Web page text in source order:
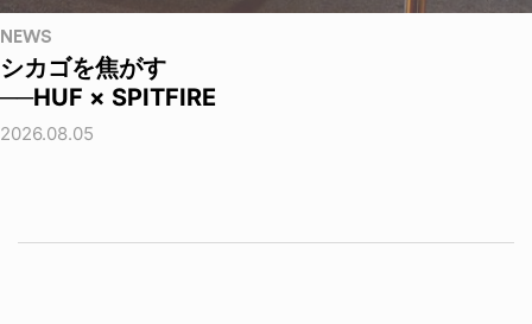
NEWS
シカゴを焦がす
──HUF × SPITFIRE
2026.08.05